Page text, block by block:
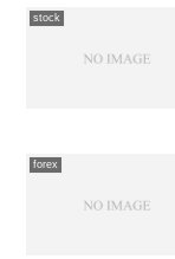
stock
forex